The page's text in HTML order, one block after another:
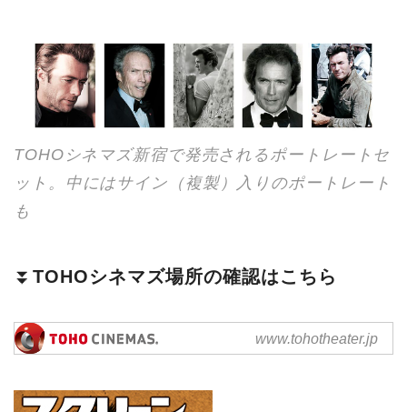
TOHOシネマズ新宿で発売されるポートレートセ
ット。中にはサイン（複製）入りのポートレート
も
⏬ TOHOシネマズ場所の確認はこちら
劇場案内 || TOHOシネマズ
www.tohotheater.jp